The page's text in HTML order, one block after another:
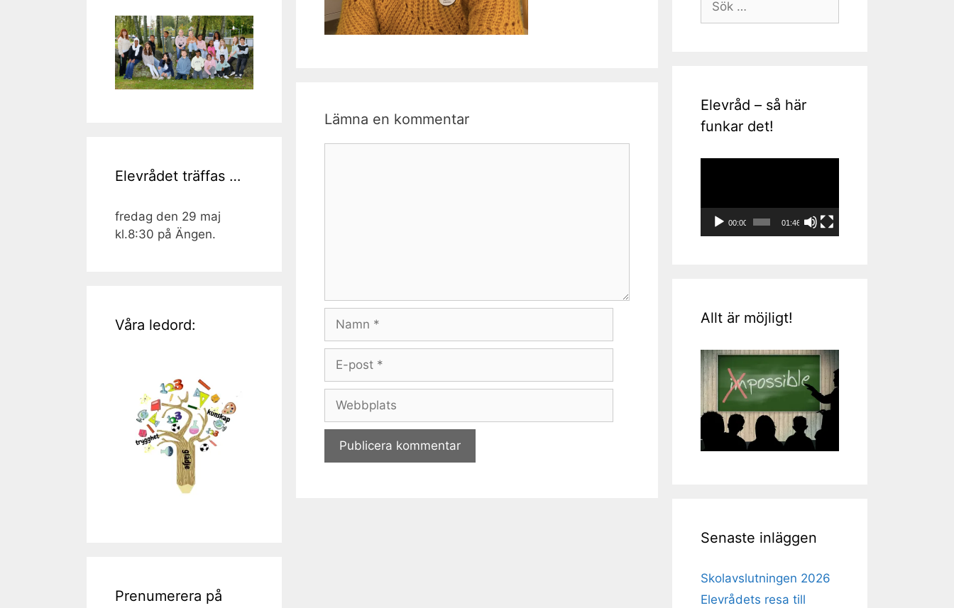
Lämna en kommentar
Namn
Webbplats
Elevrådet träffas …
fredag den 29 maj
kl.8:30 på Ängen.
Våra ledord:
Prenumerera på
efter:
Elevråd – så här
funkar det!
00:00 01:46
Allt är möjligt!
Senaste inläggen
Skolavslutningen 2026
Elevrådets resa till